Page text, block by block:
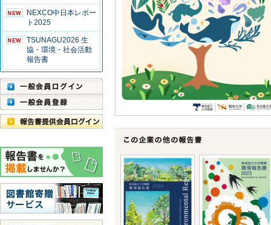
NEXCO中日本レポー
ト2025
TSUNAGU2026 生
協・環境・社会活動
報告書